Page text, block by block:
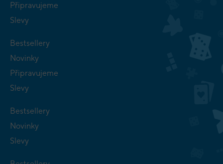
Připravujeme
Slevy
Bestsellery
Novinky
Připravujeme
Slevy
Bestsellery
Novinky
Slevy